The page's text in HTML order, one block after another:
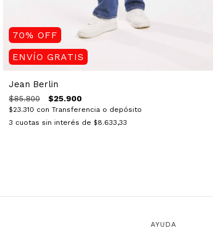
70% OFF
ENVÍO GRATIS
Jean Berlin
$85.800 $25.900
$23.310 con Transferencia o depósito
3 cuotas sin interés de $8.633,33
AYUDA